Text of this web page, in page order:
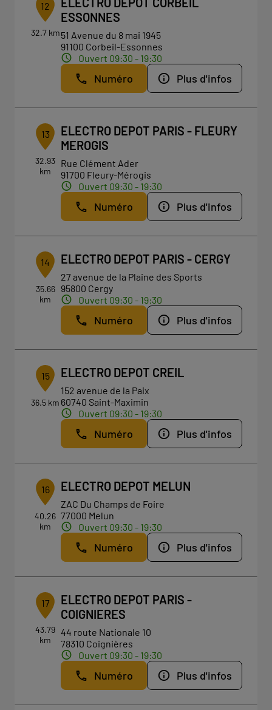
12
32.7 km
ESSONNES
51 Avenue du 8 mai 1945
91100 Corbeil-Essonnes
Ouvert 09:30 - 19:30
Numéro Plus d'infos
13
32.93
km
ELECTRO DEPOT PARIS - FLEURY
MEROGIS
Rue Clément Ader
91700 Fleury-Mérogis
Ouvert 09:30 - 19:30
Numéro Plus d'infos
14
35.66
km
ELECTRO DEPOT PARIS - CERGY
27 avenue de la Plaine des Sports
95800 Cergy
Ouvert 09:30 - 19:30
Numéro Plus d'infos
15
36.5 km
ELECTRO DEPOT CREIL
152 avenue de la Paix
60740 Saint-Maximin
Ouvert 09:30 - 19:30
Numéro Plus d'infos
16
40.26
km
ELECTRO DEPOT MELUN
ZAC Du Champs de Foire
77000 Melun
Ouvert 09:30 - 19:30
Numéro Plus d'infos
17
43.79
km
ELECTRO DEPOT PARIS -
COIGNIERES
44 route Nationale 10
78310 Coignières
Ouvert 09:30 - 19:30
Numéro Plus d'infos